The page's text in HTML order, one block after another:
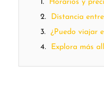
Horarios y
Distancia
¿Puedo viajar
Explora más